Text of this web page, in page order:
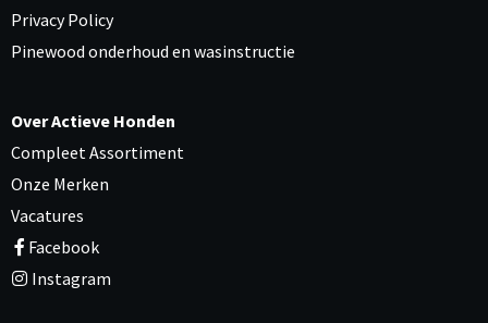
Privacy Policy
Pinewood onderhoud en wasinstructie
Over Actieve Honden
Compleet Assortiment
Onze Merken
Vacatures
Facebook
Instagram